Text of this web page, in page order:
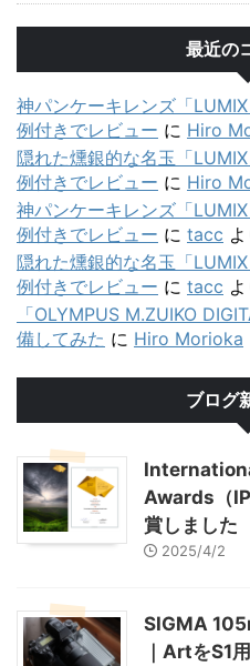
最近の
神パンケーキレンズ「
例付きでレビュー に Hiro
隠れた燻銀的な名玉「
例付きでレビュー に Hiro
神パンケーキレンズ「
例付きでレビュー に tacc よ
隠れた燻銀的な名玉「
例付きでレビュー に tacc よ
「OLYMPUS M.ZUIKO
備してみた に Hiro Morioka
ブログ
Awards（
賞しました
2025/4/2
SIGMA
｜ArtをS1